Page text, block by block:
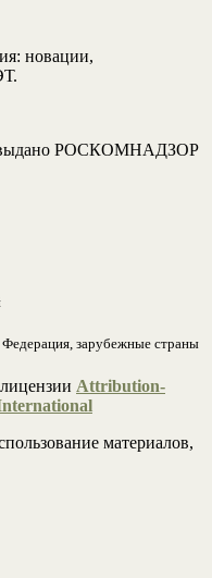
новации,
выдано РОСКОМНАДЗОР
Федерация, зарубежные страны
Attribution-
материалов,